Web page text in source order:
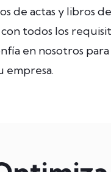
de actas y libros
todos los
en nosotros
empresa.